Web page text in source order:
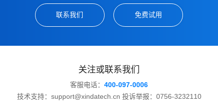
联系我们 免费试用
关注或联系我们
客服电话： 400-097-0006
技术支持：support@xindatech.cn 投诉举报：0756-3232110